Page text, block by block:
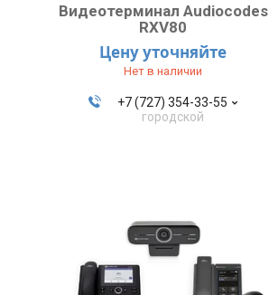
Видеотерминал Audiocodes
RXV80
Цену уточняйте
Нет в наличии
+7 (727) 354-33-55
городской